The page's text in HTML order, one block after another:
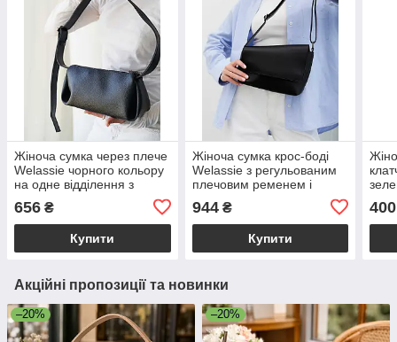
Жіноча сумка через плече
Welassie чорного кольору
на одне відділення з
656 ₴
Купити
Жіноча сумка крос-боді
Welassie з регульованим
плечовим ременем і
чорного кольору «Тріна»
944₴
Купити
400
Акційні пропозиції та новинки
–20% –20%